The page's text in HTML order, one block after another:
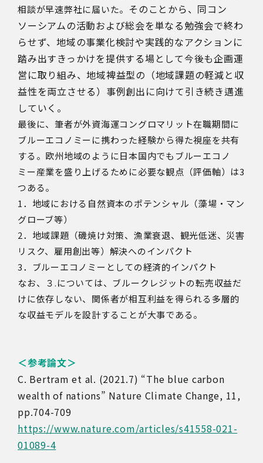
相談が早速弊社に届いた。 そのことから、同コン
ソーシアムの活動および総会を単なる勉強会で終わ
らせず、地域の事業化検討や実践的なアクションに
踏み出すきっかけを提供する場として今後も企画運
営に取り組み、地域裨益型の（地域課題の軽減と収
益性を両立させる）事例創出に向けて引き続き邁進
していく。
最後に、筆者が外資海運コングロマリット在職期間に
ブルーエコノミーに携わった経験から得た視座を共有
する。欧州地域のように日本国内でもブルーエコノ
ミー産業を盛り上げるために必要な観点（評価軸）は3
つある。
1．地域における自然資本のポテンシャル（藻場・マン
グローブ等）
2．地域課題（磯焼け対策、漁業衰退、観光低迷、災害
リスク、雇用創出等）解決へのインパクト
3．ブルーエコノミーとしての経済的インパクト
なお、３.については、ブルークレジットの転売収益だ
けに依存しない、関係者が相互利益を得られる多層的
な収益モデルを設計することが大事である。
＜参考論文＞
C. Bertram et al. (2021.7) “The blue carbon
wealth of nations” Nature Climate Change, 11,
pp.704-709
https://www.nature.com/articles/s41558-021-
01089-4